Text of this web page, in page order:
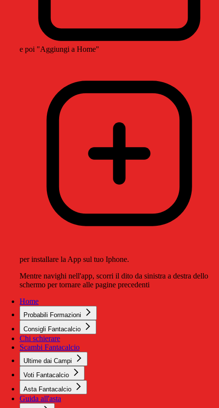
e poi "Aggiungi a Home"
per installare la App sul tuo Iphone.
Mentre navighi nell'app, scorri il dito da sinistra a destra dello
schermo per tornare alle pagine precedenti
Home
Probabili Formazioni
Consigli Fantacalcio
Chi schierare
Scambi Fantacalcio
Ultime dai Campi
Voti Fantacalcio
Asta Fantacalcio
Guida all'asta